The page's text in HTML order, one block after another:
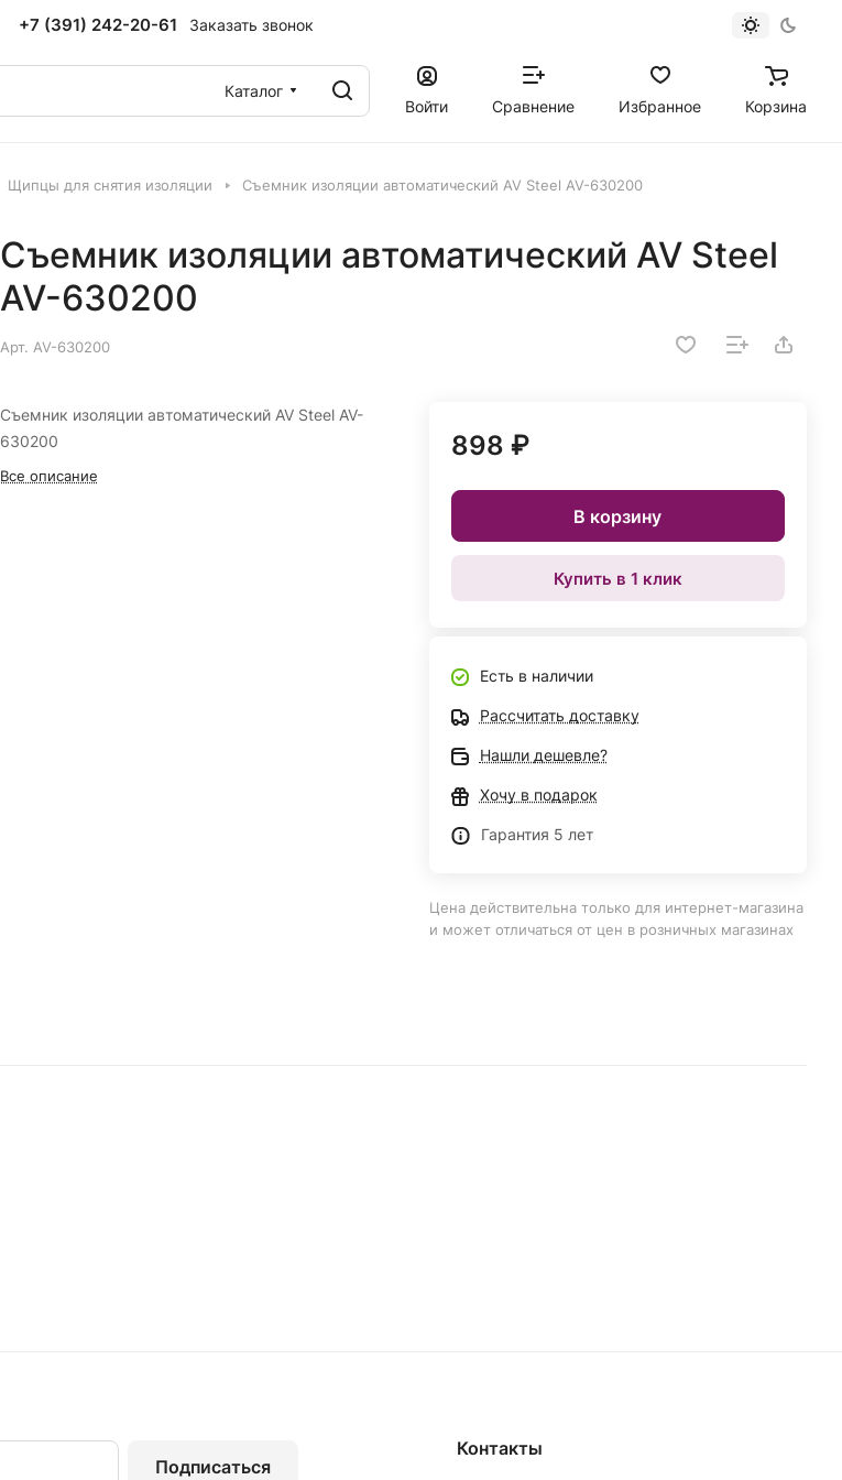
+7 (391) 242-20-61 Заказать звонок
Каталог
Войти
Сравнение Избранное Корзина
Щипцы для снятия изоляции Съемник изоляции автоматический AV Steel AV-630200
Съемник изоляции автоматический AV Steel
AV-630200
Арт. AV-630200
Съемник изоляции автоматический AV Steel AV-
630200
Все описание
898 ₽
В корзину
Купить в 1 клик
Есть в наличии
Рассчитать доставку
Нашли дешевле?
Хочу в подарок
Гарантия 5 лет
Цена действительна только для интернет-магазина
и может отличаться от цен в розничных магазинах
Подписаться
Контакты